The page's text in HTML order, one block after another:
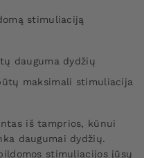
stimuliaciją
dauguma dydžių
maksimali stimuliacija
iš tamprios, kūnui
daugumai dydžių.
stimuliacijos jūsų